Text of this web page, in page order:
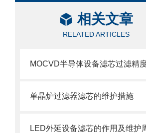
相关文章
RELATED ARTICLES
单晶炉过滤器滤芯的维护措施